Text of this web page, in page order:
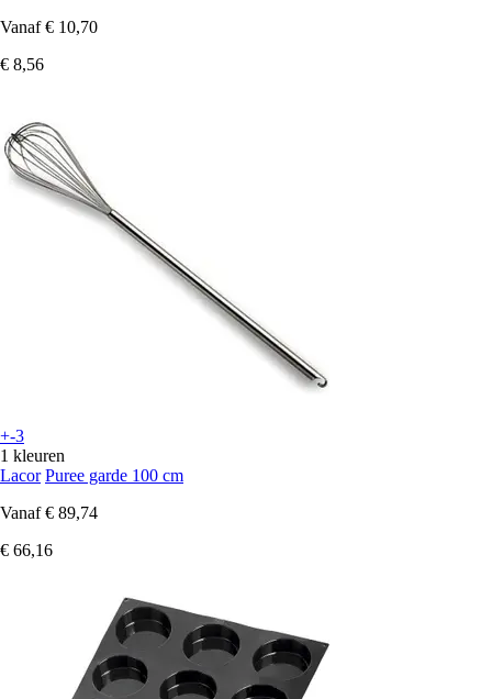
Vanaf € 10,70
€ 8,56
+-3
1 kleuren
Lacor Puree garde 100 cm
Vanaf € 89,74
€ 66,16